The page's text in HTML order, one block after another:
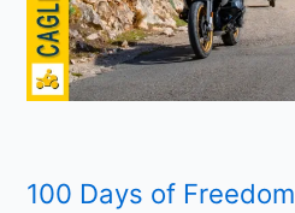
100 Days of Freedom